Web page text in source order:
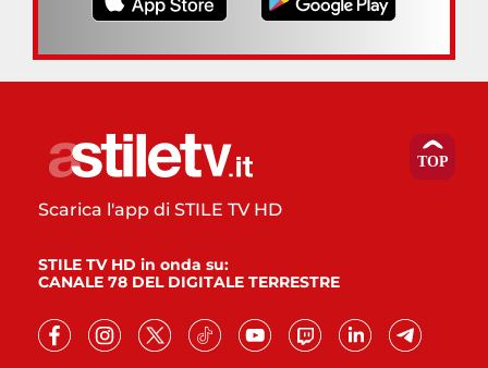
Scarica l'app di STILE TV HD
STILE TV HD in onda su:
CANALE 78 DEL DIGITALE TERRESTRE